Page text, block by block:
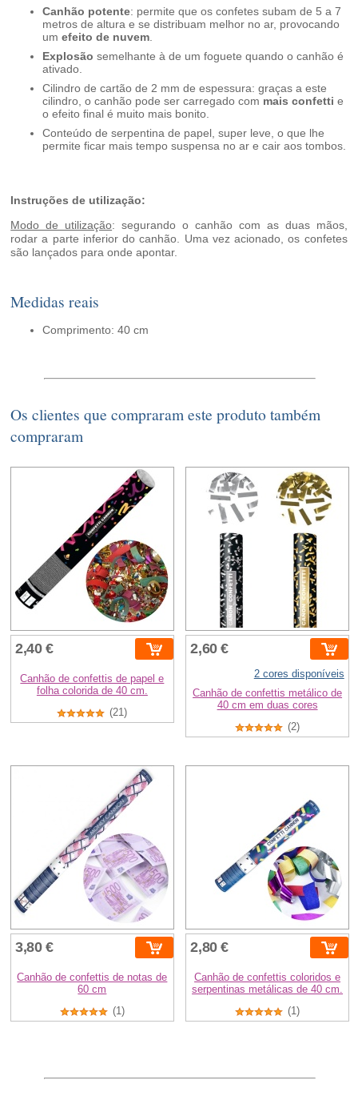
Canhão potente: permite que os confetes subam de 5 a 7
metros de altura e se distribuam melhor no ar, provocando
umefeito de nuvem.
Explosão semelhante à de um foguete quando o canhão é
ativado.
Cilindro de cartão de 2 mm de espessura: graças a este
cilindro, o canhão pode ser carregado com mais confetti e
o efeito final é muito mais bonito.
Conteúdo de serpentina de papel, super leve, o que lhe
permite ficar mais tempo suspensa no ar e cair aos tombos.
Instruções de utilização:
Modo de utilização: segurando o canhão com as duas mãos,
rodar a parte inferior do canhão. Uma vez acionado, os confetes
são lançados para onde apontar.
Medidas reais
Comprimento: 40 cm
Os clientes que compraram este produto também
compraram
2,40 €
Canhão de confettis de papel e
folha colorida de 40 cm.
(21)
2,60 €
2 cores disponíveis
Canhão de confettis metálico de
40 cm em duas cores
(2)
3,80 €
Canhão de confettis de notas de
60 cm
(1)
2,80 €
Canhão de confettis coloridos e
serpentinas metálicas de 40 cm.
(1)